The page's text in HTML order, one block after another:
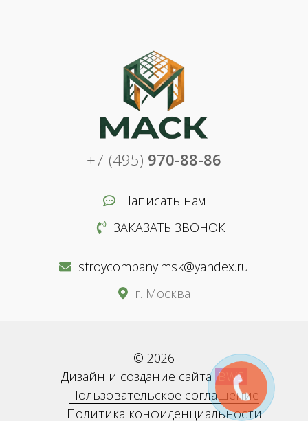
+7 (495) 970-88-86
Написать нам
ЗАКАЗАТЬ ЗВОНОК
stroycompany.msk@yandex.ru
г. Москва
© 2026
Дизайн и создание сайта BWS
Пользовательское соглашение
Политика конфиденциальности